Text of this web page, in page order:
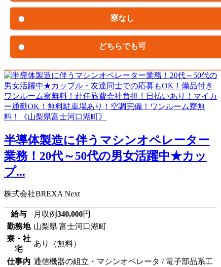
寮なし
どちらでも可
半導体製造に伴うマシンオペレーター
業務！20代～50代の男女活躍中★カッ
プ...
株式会社BREXA Next
給与 月収例340,000円
勤務地 山梨県 富士河口湖町
寮・社
宅
あり（無料）
仕事内 通信機器の組立・マシンオペレータ / 電子部品系工